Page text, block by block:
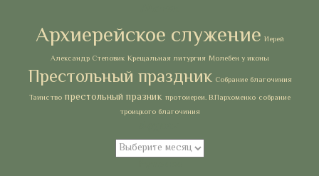
Архиерейское служение Иерей
Александр Степовик Крещальная литургия Молебен у иконы
Престольный праздник Собрание благочиния
Таинство престольный празник протоиереи. В.Пархоменко собрание
троицкого благочиния
Архивы